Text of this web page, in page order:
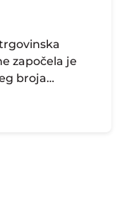
započela je
broja…